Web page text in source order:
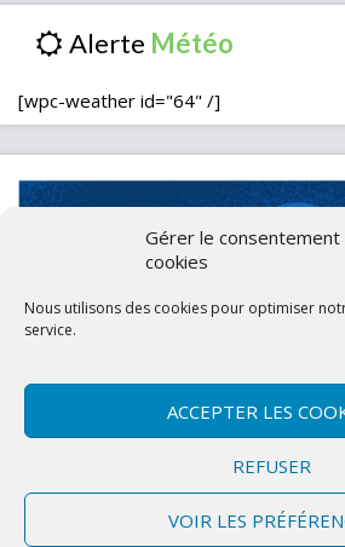
Gérer le consentement
cookies
Nous utilisons des cookies pour optimiser
service.
ACCEPTER LES
REFUSER
VOIR LES
Alerte
[wpc-weather id="64" /]
Politique de
Copyright © 2026 Marly-la-Ville Site conçu